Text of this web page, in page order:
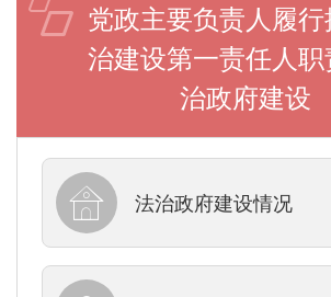
党政主要负责人履
治建设第一责任人职
治政府建设
法治政府建设情况